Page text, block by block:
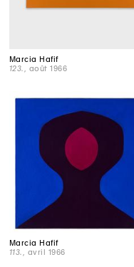
Marcia Hafif
123.
, août 1966
Marcia Hafif
113.
, avril 1966